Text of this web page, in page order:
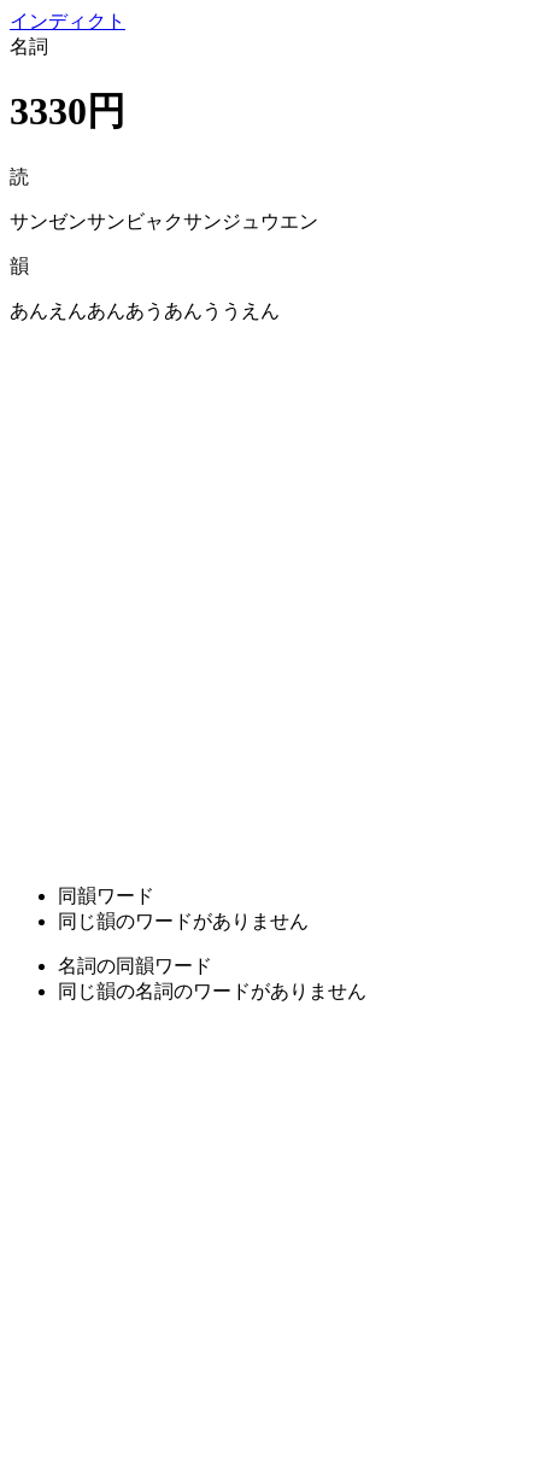
インディクト
名詞
3330円
読
サンゼンサンビャクサンジュウエン
韻
あんえんあんあうあんううえん
同韻ワード
同じ韻のワードがありません
名詞の同韻ワード
同じ韻の名詞のワードがありません